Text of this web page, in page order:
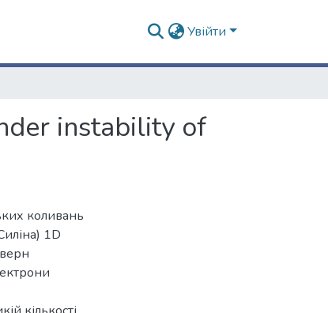
Увійти
instability of
коливань
1D